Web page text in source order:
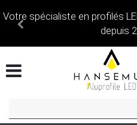
Votre spécialiste en profilés
depuis